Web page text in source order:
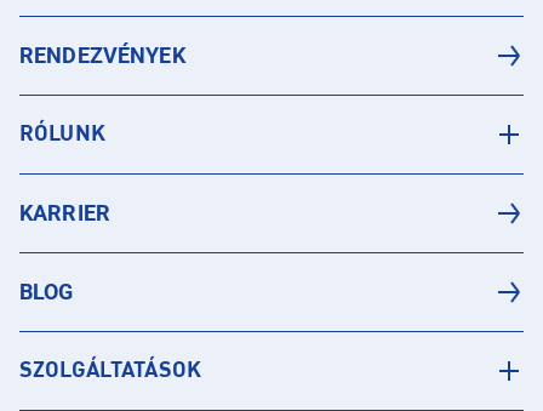
RENDEZVÉNYEK
RÓLUNK
KARRIER
BLOG
SZOLGÁLTATÁSOK